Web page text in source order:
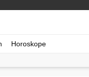
Horoskope